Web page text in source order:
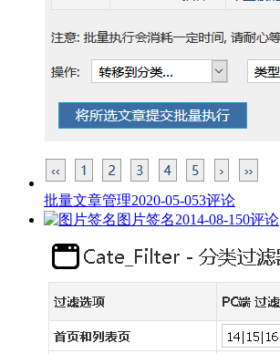
批量文章管理2020-05-053评论
图片签名2014-08-150评论